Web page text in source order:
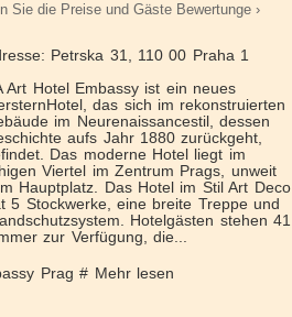
Sie die Preise und Gäste Bewertunge ›
Petrska 31, 110 00 Praha 1
Art Hotel Embassy ist ein neues
das sich im rekonstruierten
im Neurenaissancestil, dessen
aufs Jahr 1880 zurückgeht,
Das moderne Hotel liegt im
Viertel im Zentrum Prags, unweit
Hauptplatz. Das Hotel im Stil Art Deco
5 Stockwerke, eine breite Treppe und
Hotelgästen stehen 41
zur Verfügung, die...
Prag # Mehr lesen